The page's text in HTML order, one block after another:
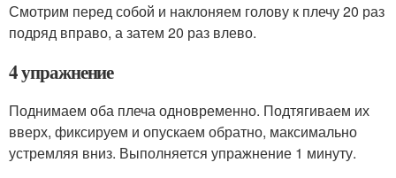
Смотрим перед собой и наклоняем голову к плечу 20 раз
подряд вправо, а затем 20 раз влево.
4 упражнение
Поднимаем оба плеча одновременно. Подтягиваем их
вверх, фиксируем и опускаем обратно, максимально
устремляя вниз. Выполняется упражнение 1 минуту.